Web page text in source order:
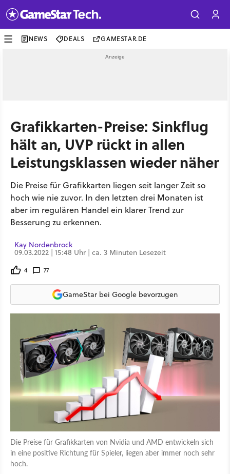
NEWS DEALS GAMESTAR.DE
Grafikkarten-Preise: Sinkflug
hält an, UVP rückt in allen
Leistungsklassen wieder näher
Die Preise für Grafikkarten liegen seit langer Zeit so
hoch wie nie zuvor. In den letzten drei Monaten ist
aber im regulären Handel ein klarer Trend zur
Besserung zu erkennen.
Kay Nordenbrock
09.03.2022 | 15:48 Uhr | ca. 3 Minuten Lesezeit
4 77
GameStar bei Google bevorzugen
Die Preise für Grafikkarten von Nvidia und AMD entwickeln sich
in eine positive Richtung für Spieler, liegen aber immer noch sehr
hoch.